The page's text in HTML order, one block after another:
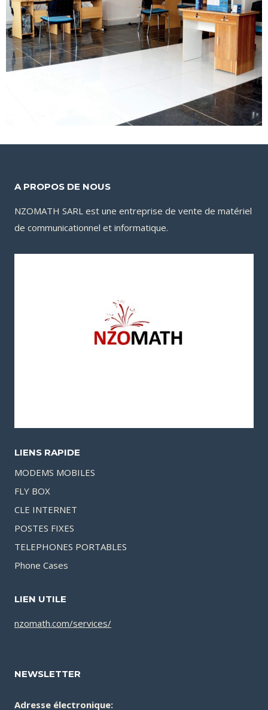
A PROPOS DE NOUS
NZOMATH SARL est une entreprise de vente de matériel
de communicationnel et informatique.
LIENS RAPIDE
MODEMS MOBILES
FLY BOX
CLE INTERNET
POSTES FIXES
TELEPHONES PORTABLES
Phone Cases
LIEN UTILE
nzomath.com/services/
NEWSLETTER
Adresse électronique: